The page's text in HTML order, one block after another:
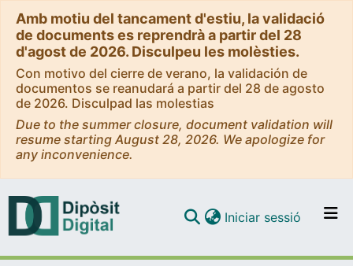
Amb motiu del tancament d'estiu, la validació
de documents es reprendrà a partir del 28
d'agost de 2026. Disculpeu les molèsties.
Con motivo del cierre de verano, la validación de
documentos se reanudará a partir del 28 de agosto
de 2026. Disculpad las molestias
Due to the summer closure, document validation will
resume starting August 28, 2026. We apologize for
any inconvenience.
Iniciar sessió (current)